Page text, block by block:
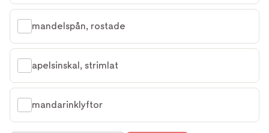
mandelspån, rostade
apelsinskal, strimlat
mandarinklyftor